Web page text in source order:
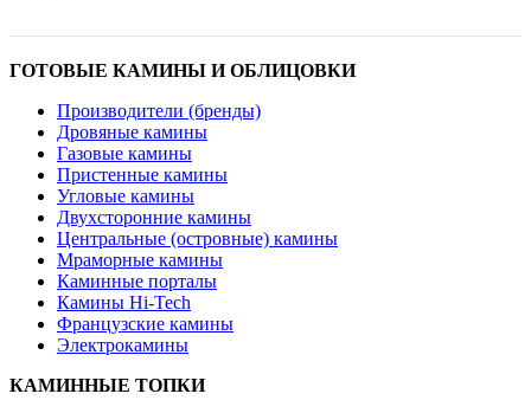
ГОТОВЫЕ КАМИНЫ И ОБЛИЦОВКИ
Производители (бренды)
Дровяные камины
Газовые камины
Пристенные камины
Угловые камины
Двухсторонние камины
Центральные (островные) камины
Мраморные камины
Каминные порталы
Камины Hi-Tech
Французские камины
Электрокамины
КАМИННЫЕ ТОПКИ